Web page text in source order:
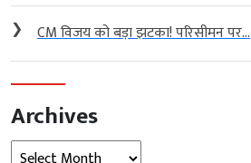
❯ CM विजय को बड़ा झटका! परिसीमन पर...
Archives
Archives